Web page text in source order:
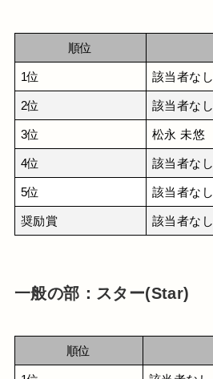
順位
1位 該当者なし
2位 該当者なし
3位 松永 未悠
4位 該当者なし
5位 該当者なし
奨励賞 該当者なし
一般の部：スター(Star)
順位